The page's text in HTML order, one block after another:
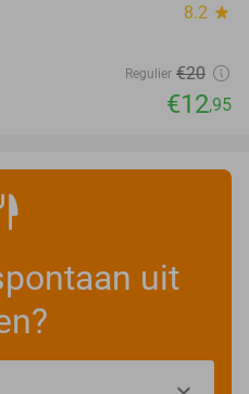
8.2 star
Regulier €20
€12,95
uit